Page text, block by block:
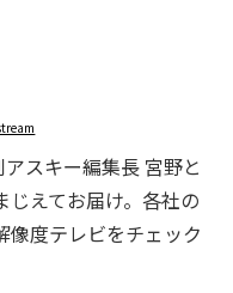
スキー編集長 宮野と
じえてお届け。各社の
度テレビをチェック